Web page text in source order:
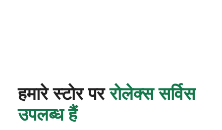
हमारे स्टोर पररोलेक्स सर्विस
उपलब्ध हैं